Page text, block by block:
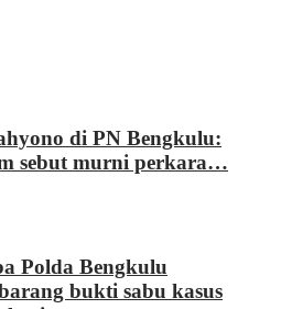
di PN Bengkulu:
sebut murni perkara…
Polda Bengkulu
bukti sabu kasus